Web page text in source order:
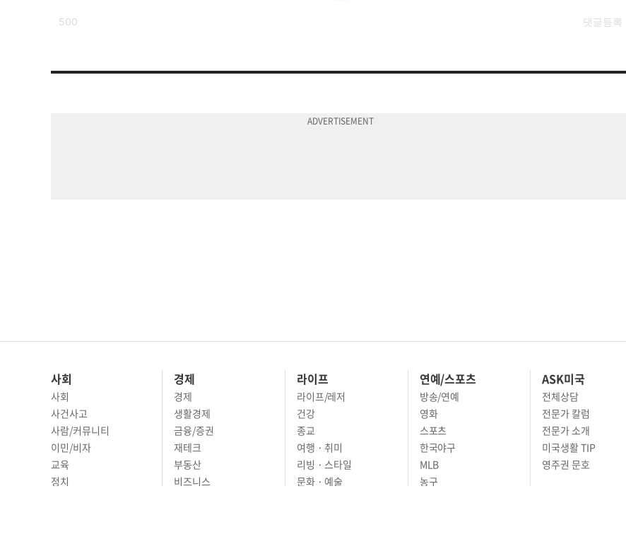
사회
사회
사건사고
사람/커뮤니티
이민/비자
경제
경제
생활경제
금융/증권
재테크
라이프
라이프/레저
건강
종교
여행 · 취미
연예/스포츠
방송/연예
영화
스포츠
한국야구
ASK미국
전체상담
전문가 칼럼
전문가 소개